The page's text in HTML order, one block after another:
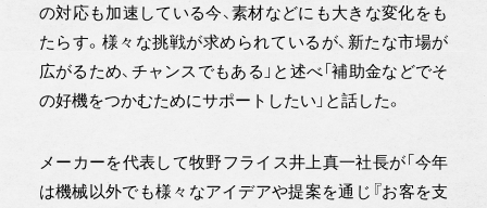
の対応も加速している今、素材などにも大きな変化をも
たらす。様々な挑戦が求められているが、新たな市場が
広がるため、チャンスでもある」と述べ「補助金などでそ
の好機をつかむためにサポートしたい」と話した。
メーカーを代表して牧野フライス井上真一社長が「今年
は機械以外でも様々なアイデアや提案を通じ『お客を支